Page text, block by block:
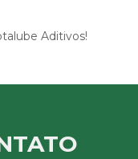
Aditivos!